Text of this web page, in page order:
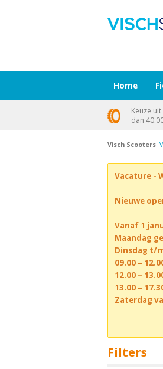
Visch Scooters:
Vacature -
Nieuwe
Vanaf 1
Maandag
Dinsdag t/
09.00 –
12.00 –
13.00 –
Zaterdag
Filters
Home
Keuze
dan